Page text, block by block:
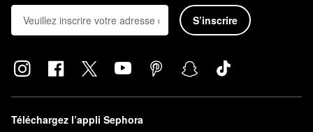
S’inscrire
Téléchargez l’appli Sephora